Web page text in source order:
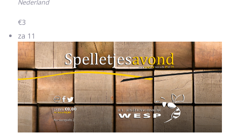
Nederland
€3
za 11